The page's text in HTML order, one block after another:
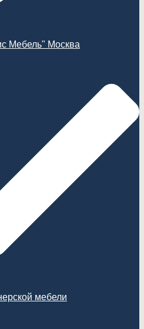
Мебель" Москва
мебели